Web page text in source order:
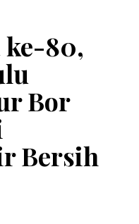
ke-80,
Bor
Bersih